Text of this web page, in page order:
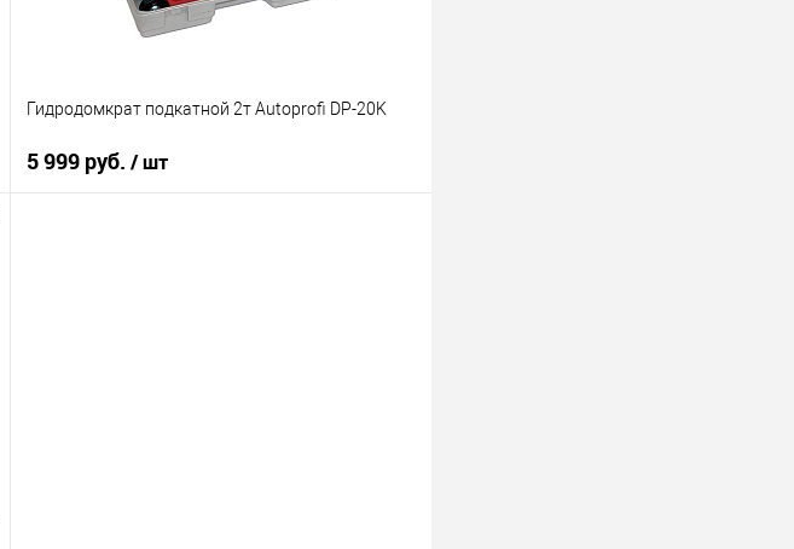
Гидродомкрат подкатной 2т Autoprofi DP-20K
5 999 руб. / шт